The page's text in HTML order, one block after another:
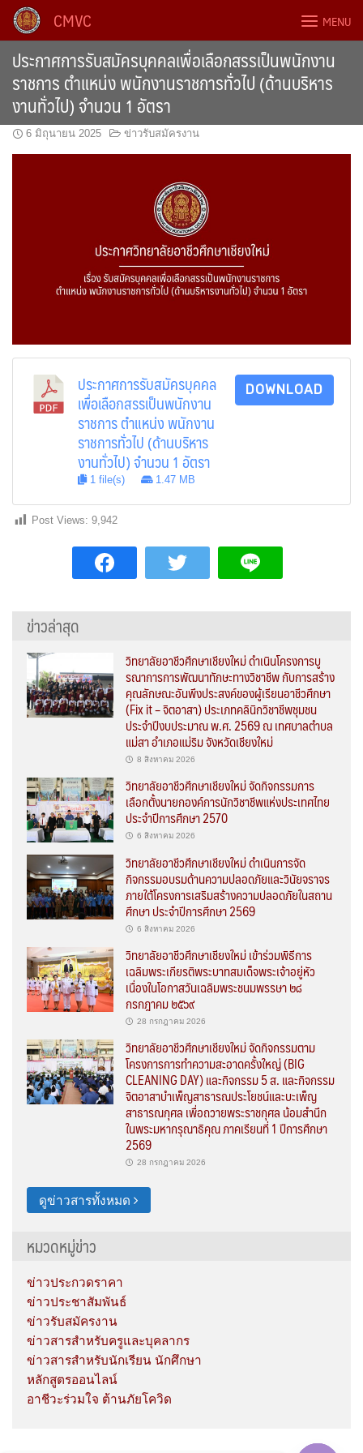
Skip
content
CMVC MENU
ประกาศการรับสมัครบุคคลเพื่อเลือกสรรเป็นพนักงาน
ราชการ ตำแหน่ง พนักงานราชการทั่วไป (ด้านบริหาร
งานทั่วไป) จำนวน 1 อัตรา
6 มิถุนายน 2025 ข่าวรับสมัครงาน
ประกาศการรับสมัครบุคคล
เพื่อเลือกสรรเป็นพนักงาน
ราชการ ตำแหน่ง พนักงาน
ราชการทั่วไป (ด้านบริหาร
งานทั่วไป) จำนวน 1 อัตรา
1 file(s) 1.47 MB
DOWNLOAD
Post Views: 9,942
ข่าวล่าสุด
วิทยาลัยอาชีวศึกษาเชียงใหม่ ดำเนินโครงการบู
รณาการการพัฒนาทักษะทางวิชาชีพ กับการสร้าง
คุณลักษณะอันพึงประสงค์ของผู้เรียนอาชีวศึกษา
(Fix it – จิตอาสา) ประเภทคลินิกวิชาชีพชุมชน
ประจำปีงบประมาณ พ.ศ. 2569 ณ เทศบาลตำบล
แม่สา อำเภอแม่ริม จังหวัดเชียงใหม่
8 สิงหาคม 2026
วิทยาลัยอาชีวศึกษาเชียงใหม่ จัดกิจกรรมการ
เลือกตั้งนายกองค์การนักวิชาชีพแห่งประเทศไทย
ประจำปีการศึกษา 2570
6 สิงหาคม 2026
วิทยาลัยอาชีวศึกษาเชียงใหม่ ดำเนินการจัด
กิจกรรมอบรมด้านความปลอดภัยและวินัยจราจร
ภายใต้โครงการเสริมสร้างความปลอดภัยในสถาน
ศึกษา ประจำปีการศึกษา 2569
6 สิงหาคม 2026
วิทยาลัยอาชีวศึกษาเชียงใหม่ เข้าร่วมพิธีการ
เฉลิมพระเกียรติพระบาทสมเด็จพระเจ้าอยู่หัว
เนื่องในโอกาสวันเฉลิมพระชนมพรรษา ๒๘
กรกฎาคม ๒๕๖๙
28 กรกฎาคม 2026
วิทยาลัยอาชีวศึกษาเชียงใหม่ จัดกิจกรรมตาม
โครงการการทำความสะอาดครั้งใหญ่ (BIG
CLEANING DAY) และกิจกรรม 5 ส. และกิจกรรม
จิตอาสาบำเพ็ญสาธารณประโยชน์และบะเพ็ญ
สาธารณกุศล เพื่อถวายพระราชกุศล น้อมสำนึก
ในพระมหากรุณาธิคุณ ภาคเรียนที่ 1 ปีการศึกษา
2569
28 กรกฎาคม 2026
ดูข่าวสารทั้งหมด
หมวดหมู่ข่าว
ข่าวประกวดราคา
ข่าวประชาสัมพันธ์
ข่าวรับสมัครงาน
ข่าวสารสำหรับครูและบุคลากร
ข่าวสารสำหรับนักเรียน นักศึกษา
หลักสูตรออนไลน์
อาชีวะร่วมใจ ต้านภัยโควิด